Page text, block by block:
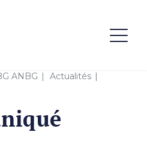
ANBG
Actualités